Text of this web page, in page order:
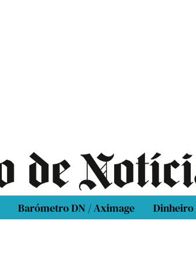
Barómetro DN / Aximage Dinheiro